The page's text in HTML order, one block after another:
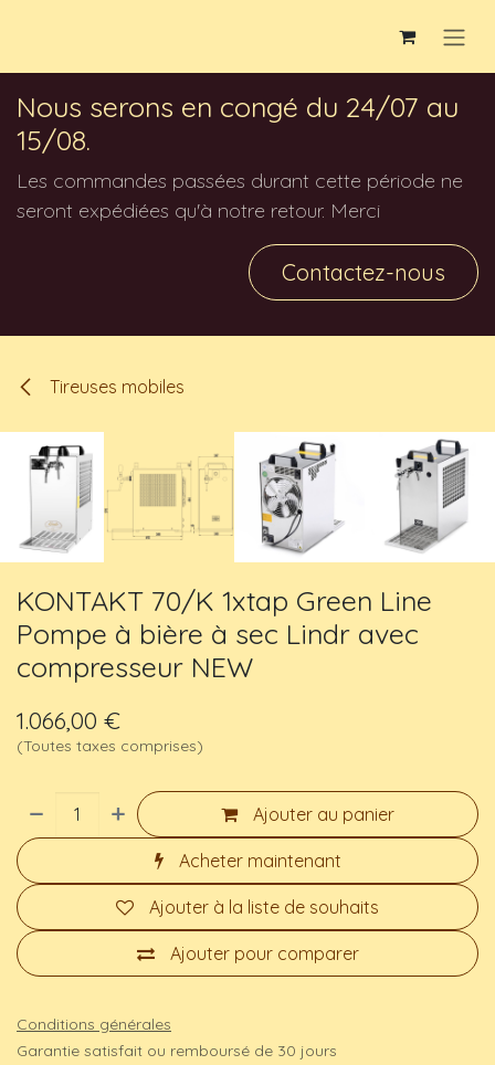
Nous serons en congé du 24/07 au
15/08.
Les commandes passées durant cette période ne
seront expédiées qu'à notre retour. Merci
Contactez-nous
Tireuses mobiles
KONTAKT 70/K 1xtap Green Line
Pompe à bière à sec Lindr avec
compresseur NEW
1.066,00 €
(Toutes taxes comprises)
Ajouter au panier
Acheter maintenant
Ajouter pour comparer
Ajouter à la liste de souhaits
Conditions générales
Garantie satisfait ou remboursé de 30 jours